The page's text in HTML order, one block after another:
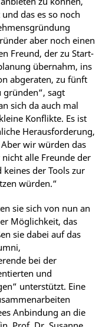
das es so noch
aber noch einen
Freund, der zu Start-
übernahm, ins
abgeraten, zu fünft
gründen“, sagt
sich da auch mal
Konflikte. Es ist
Herausforderung,
wir würden das
alle Freunde der
der Tools zur
würden.“
sie sich von nun an
Möglichkeit, das
sie dabei auf das
bei der
und
unterstützt. Eine
Anbindung an die